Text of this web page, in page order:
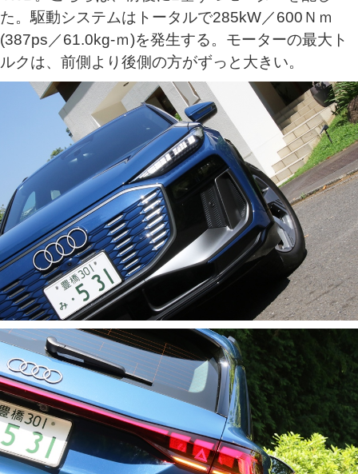
た。駆動システムはトータルで285kW／600Ｎｍ
(387ps／61.0kg-ｍ)を発生する。モーターの最大ト
ルクは、前側より後側の方がずっと大きい。